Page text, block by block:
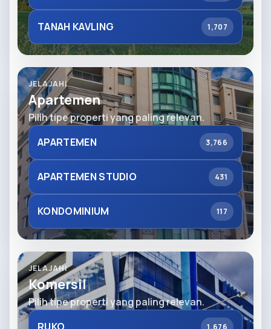
TANAH KAVLING 1,707
JELAJAHI
Apartemen
Pilih tipe properti yang paling relevan.
APARTEMEN
3,766
APARTEMEN STUDIO 431
KONDOMINIUM 117
JELAJAHI
Komersil
Pilih tipe properti yang paling relevan.
1,676